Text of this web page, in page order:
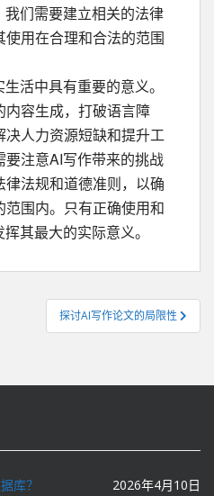
们需要建立相关的法律
用在合理和合法的范围
活中具有重要的意义。
容生成，打破语言障
人力资源短缺和提升工
注意AI写作带来的挑战
法规和道德准则，以确
围内。只有正确使用和
其最大的实际意义。
探讨AI写作论文的局限性
库？ 2026年4月10日